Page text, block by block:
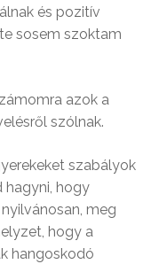
és pozitív
sosem szoktam
azok a
szólnak.
szabályok
hagyni, hogy
meg
hogy a
hangoskodó